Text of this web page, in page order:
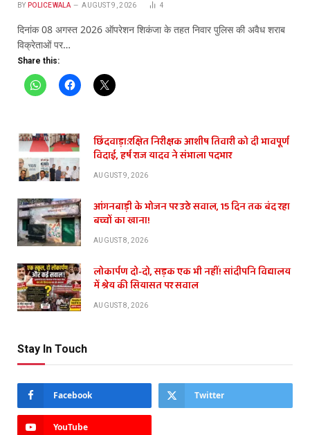
BY POLICEWALA AUGUST 9, 2026 4
दिनांक 08 अगस्त 2026 ऑपरेशन शिकंजा के तहत निवार पुलिस की अवैध शराब
विक्रेताओं पर…
Share this:
छिंदवाड़ा:रक्षित निरीक्षक आशीष तिवारी को दी भावपूर्ण
विदाई, हर्ष राज यादव ने संभाला पदभार
AUGUST 9, 2026
आंगनबाड़ी के भोजन पर उठे सवाल, 15 दिन तक बंद रहा
बच्चों का खाना!
AUGUST 8, 2026
लोकार्पण दो-दो, सड़क एक भी नहीं! सांदीपनि विद्यालय
में श्रेय की सियासत पर सवाल
AUGUST 8, 2026
Stay In Touch
Facebook Twitter
YouTube